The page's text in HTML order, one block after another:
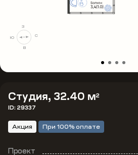
Студия, 32.40 м2
ID: 29337
Акция При 100% оплате
Проект
С
В
Ю
З